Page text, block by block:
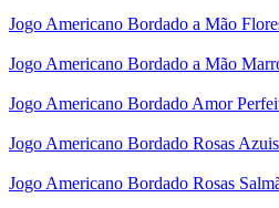
Jogo Americano Bordado a Mão
Jogo Americano Bordado a Mão
Jogo Americano Bordado Amor
Jogo Americano Bordado Rosas
Jogo Americano Bordado Rosas